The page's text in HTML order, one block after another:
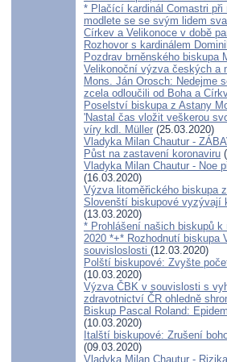
* Plačící kardinál Comastri
modlete se se svým lidem
Církev a Velikonoce v době
Rozhovor s kardinálem
Pozdrav brněnského biskupa
Velikonoční výzva českých a
Mons. Ján Orosch: Nedejme
zcela odloučili od Boha a
Poselství biskupa z Astany
'Nastal čas vložit veškerou
víry kdl. Müller (25.03.2020)
Vladyka Milan Chautur -
Půst na zastavení koronaviru
Vladyka Milan Chautur - Noe
(16.03.2020)
Výzva litoměřického biskupa
Slovenští biskupové vyzývají
(13.03.2020)
* Prohlášení našich biskupů
2020 *+* Rozhodnutí biskupa
souvisloslosti (12.03.2020)
Polští biskupové: Zvyšte
(10.03.2020)
Výzva ČBK v souvislosti s
zdravotnictví ČR ohledně
Biskup Pascal Roland:
(10.03.2020)
Italští biskupové: Zrušení
(09.03.2020)
Vladyka Milan Chautur -